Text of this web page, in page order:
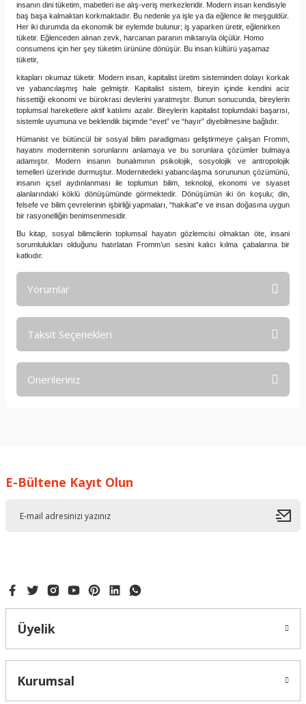
insanın dini tüketim, mabetleri ise alış-veriş merkezleridir. Modern insan kendisiyle
baş başa kalmaktan korkmaktadır. Bu nedenle ya işle ya da eğlence ile meşguldür.
Her iki durumda da ekonomik bir eylemde bulunur; iş yaparken üretir, eğlenirken
tüketir. Eğlenceden alınan zevk, harcanan paranın miktarıyla ölçülür. Homo
consumens için her şey tüketim ürününe dönüşür. Bu insan kültürü yaşamaz
tüketir,
kitapları okumaz tüketir. Modern insan, kapitalist üretim sisteminden dolayı korkak
ve yabancılaşmış hale gelmiştir. Kapitalist sistem, bireyin içinde kendini aciz
hissettiği ekonomi ve bürokrasi devlerini yaratmıştır. Bunun sonucunda, bireylerin
toplumsal hareketlere aktif katılımı azalır. Bireylerin kapitalist toplumdaki başarısı,
sistemle uyumuna ve beklendik biçimde “evet” ve “hayır” diyebilmesine bağlıdır.
Hümanist ve bütüncül bir sosyal bilim paradigması geliştirmeye çalışan Fromm,
hayatını modernitenin sorunlarını anlamaya ve bu sorunlara çözümler bulmaya
adamıştır. Modern insanın bunalımının psikolojik, sosyolojik ve antropolojik
temelleri üzerinde durmuştur. Modernitedeki yabancılaşma sorununun çözümünü,
insanın içsel aydınlanması ile toplumun bilim, teknoloji, ekonomi ve siyaset
alanlarındaki köklü dönüşümünde görmektedir. Dönüşümün iki ön koşulu; din,
felsefe ve bilim çevrelerinin işbirliği yapmaları, “hakikat”e ve insan doğasına uygun
bir rasyonelliğin benimsenmesidir.
Bu kitap, sosyal bilimcilerin toplumsal hayatın gözlemcisi olmaktan öte, insani
sorumlulukları olduğunu hatırlatan Fromm’un sesini kalıcı kılma çabalarına bir
katkıdır.
Yorumlar
Taksit Seçenekleri
Önerileriniz
Ürün resmi kalitesiz, bozuk veya görüntülenemiyor.
E-Bültene Kayıt Olun
Üyelik
Kurumsal